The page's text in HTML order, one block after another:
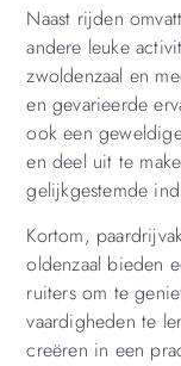
Naast rijden
andere leuke
zwoldenzaal en
en gevarieerde
ook een
en deel uit te
gelijkgestemde
Kortom,
oldenzaal bieden
ruiters om te
vaardigheden te
creëren in een